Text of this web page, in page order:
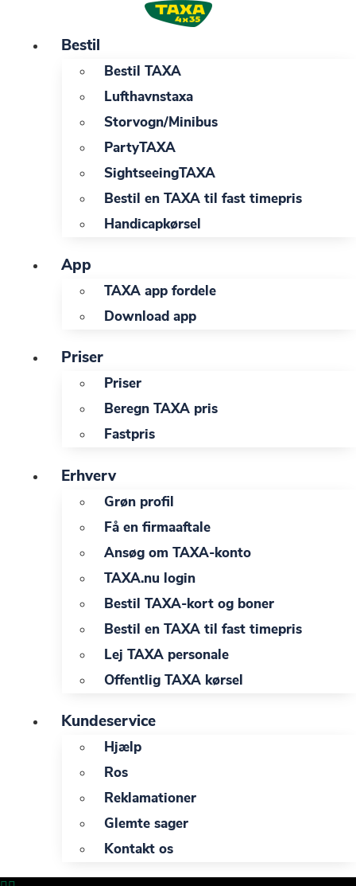
indhold
Bestil
Bestil TAXA
Lufthavnstaxa
Storvogn/Minibus
PartyTAXA
SightseeingTAXA
Bestil en TAXA til fast timepris
Handicapkørsel
App
TAXA app fordele
Download app
Priser
Priser
Beregn TAXA pris
Fastpris
Erhverv
Grøn profil
Få en firmaaftale
Ansøg om TAXA-konto
TAXA.nu login
Bestil TAXA-kort og boner
Bestil en TAXA til fast timepris
Lej TAXA personale
Offentlig TAXA kørsel
Kundeservice
Hjælp
Ros
Reklamationer
Glemte sager
Kontakt os